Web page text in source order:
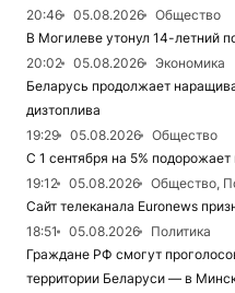
20:46
05.08.2026
Общество
В Могилеве утонул 14-летний
20:02
05.08.2026
Экономика
Беларусь продолжает
дизтоплива
19:29
05.08.2026
Общество
С 1 сентября на 5%
19:12
05.08.2026
Общество,
Сайт телеканала Euronews
18:51
05.08.2026
Политика
Граждане РФ смогут
территории Беларуси — в